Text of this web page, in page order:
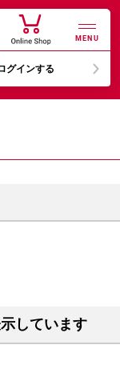
MENU
グインする
しています